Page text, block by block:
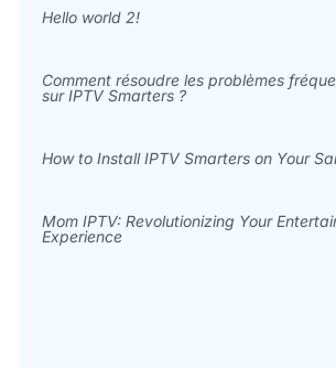
Hello world 2!
Comment résoudre les problèmes
sur IPTV Smarters ?
How to Install IPTV Smarters on Your
Mom IPTV: Revolutionizing Your
Experience